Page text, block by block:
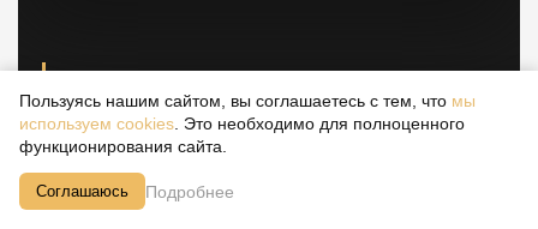
Спецтехника для решения Ваших
задач
сваебойные, буровые установки, краны и другая
техника.
Пользуясь нашим сайтом, вы соглашаетесь с тем, что мы
используем cookies . Это необходимо для полноценного
функционирования сайта.
Соглашаюсь Подробнее